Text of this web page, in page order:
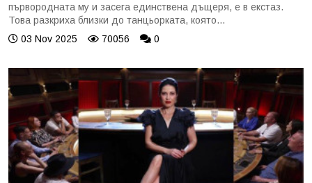
първородната му и засега единствена дъщеря, е в екстаз.
Това разкриха близки до танцьорката, която...
03 Nov 2025
70056 0